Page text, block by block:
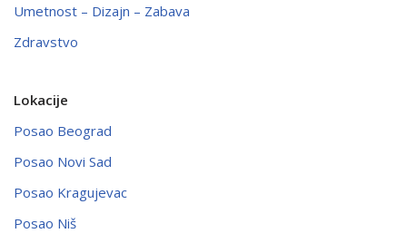
Umetnost – Dizajn – Zabava
Zdravstvo
Lokacije
Posao Beograd
Posao Novi Sad
Posao Kragujevac
Posao Niš